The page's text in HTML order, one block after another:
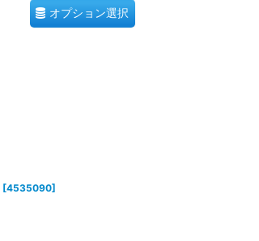
オプション選択
[4535090]